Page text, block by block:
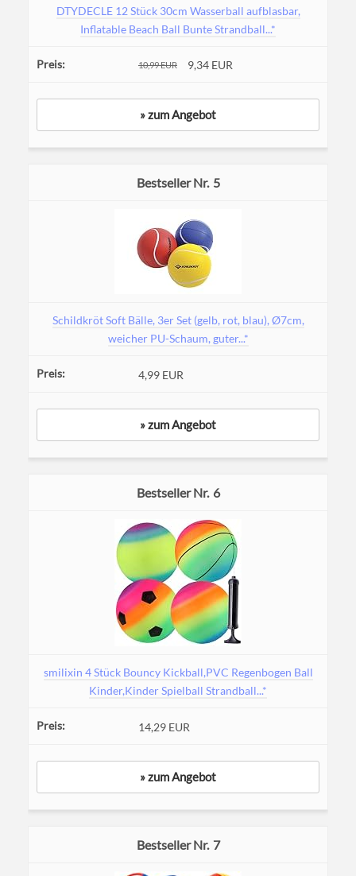
DTYDECLE 12 Stück 30cm Wasserball aufblasbar,
Inflatable Beach Ball Bunte Strandball...*
10,99 EUR 9,34 EUR
» zum Angebot
5
Schildkröt Soft Bälle, 3er Set (gelb, rot, blau), Ø7cm,
weicher PU-Schaum, guter...*
4,99 EUR
» zum Angebot
6
smilixin 4 Stück Bouncy Kickball,PVC Regenbogen Ball
Kinder,Kinder Spielball Strandball...*
14,29 EUR
» zum Angebot
7